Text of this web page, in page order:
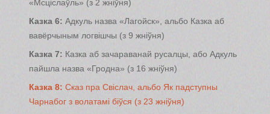
«Мсціслаўль» (з 2 жніўня)
Казка 6: Адкуль назва «Лагойск», альбо Казка аб
вавёрчыным логвішчы (з 9 жніўня)
Казка 7: Казка аб зачараванай русалцы, або Адкуль
пайшла назва «Гродна» (з 16 жніўня)
Казка 8: Сказ пра Свіслач, альбо Як падступны
Чарнабог з волатамі біўся (з 23 жніўня)